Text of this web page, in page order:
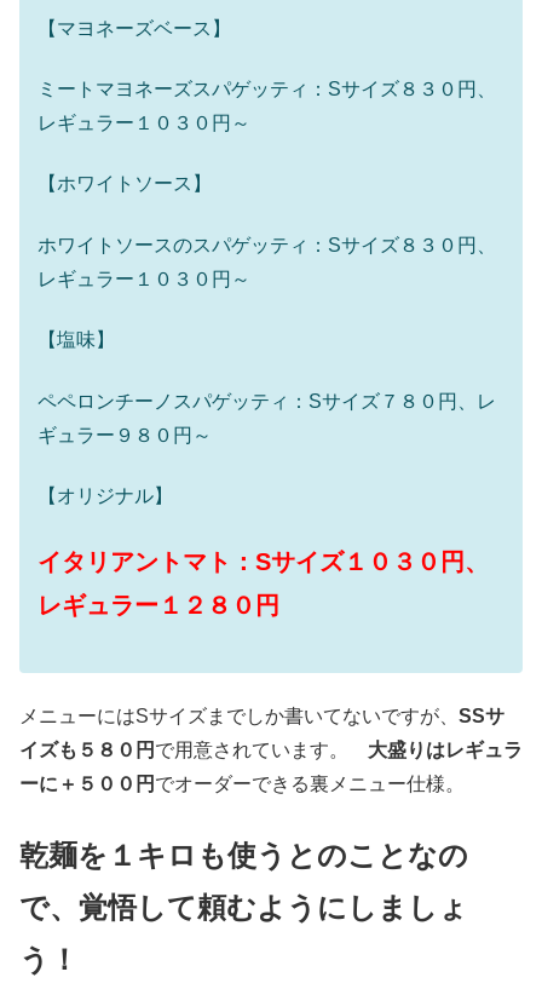
【マヨネーズベース】
ミートマヨネーズスパゲッティ：Sサイズ８３０円、
レギュラー１０３０円～
【ホワイトソース】
ホワイトソースのスパゲッティ：Sサイズ８３０円、
レギュラー１０３０円～
【塩味】
ペペロンチーノスパゲッティ：Sサイズ７８０円、レ
ギュラー９８０円～
【オリジナル】
イタリアントマト：Sサイズ１０３０円、
レギュラー１２８０円
メニューにはSサイズまでしか書いてないですが、 SSサ
イズも５８０円 で用意されています。 大盛りはレギュラ
ーに＋５００円 でオーダーできる裏メニュー仕様。
乾麺を１キロも使うとのことなの
で、覚悟して頼むようにしましょ
う！